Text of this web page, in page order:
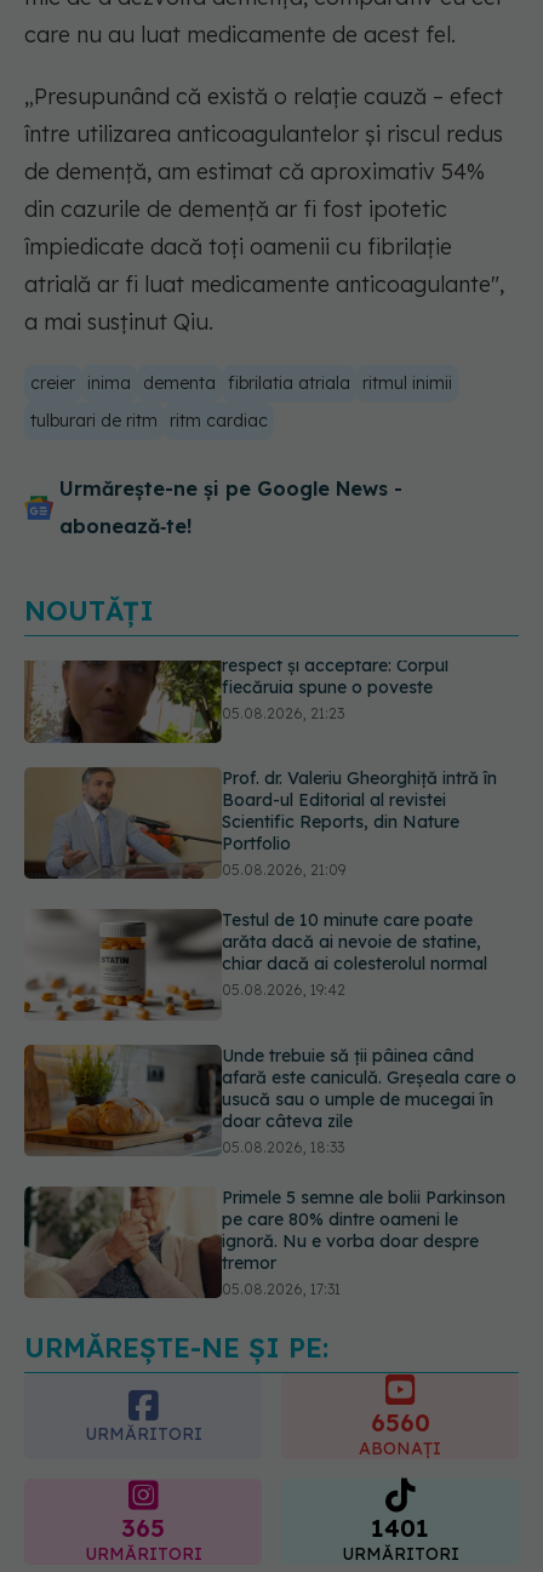
care nu au luat medicamente de acest fel.
„Presupunând că există o relație cauză – efect
între utilizarea anticoagulantelor și riscul redus
de demență, am estimat că aproximativ 54%
din cazurile de demență ar fi fost ipotetic
împiedicate dacă toți oamenii cu fibrilație
atrială ar fi luat medicamente anticoagulante",
a mai susținut Qiu.
creier inima dementa fibrilatia atriala
ritmul inimii
tulburari de ritm
ritm cardiac
Urmărește-ne și pe Google News -
abonează‑te!
NOUTĂȚI
Prof. dr. Valeriu Gheorghiță intră în
Board-ul Editorial al revistei
05.08.2026, 21:09
Testul de 10 minute care poate
arăta dacă ai nevoie de statine,
chiar dacă ai colesterolul normal
Unde trebuie să ții pâinea când
afară este caniculă. Greșeala care o
05.08.2026, 18:33
Primele 5 semne ale bolii Parkinson
pe care 80% dintre oameni le
ignoră. Nu e vorba doar despre
05.08.2026, 17:31
Gabriela Cristea, manifest pentru
respect și acceptare: Corpul
fiecăruia spune o poveste
URMĂREȘTE-NE ȘI PE:
URMĂRITORI 6560
ABONAȚI
365
URMĂRITORI
1401
URMĂRITORI